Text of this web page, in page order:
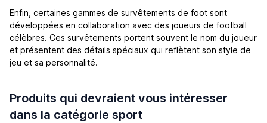
Enfin, certaines gammes de survêtements de foot sont
développées en collaboration avec des joueurs de football
célèbres. Ces survêtements portent souvent le nom du joueur
et présentent des détails spéciaux qui reflètent son style de
jeu et sa personnalité.
Produits qui devraient vous intéresser
dans la catégorie sport